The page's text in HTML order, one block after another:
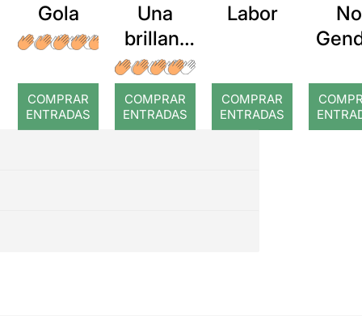
Gola
COMPRAR
ENTRADAS
Una
brillant
imperfec
ció (o
mort
COMPRAR
ENTRADAS
Labor
COMPRAR
ENTRADAS
No